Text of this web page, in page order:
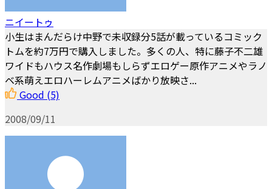
ニイートゥ
小生はまんだらけ中野で未収録分5話が載っているコミック
トムを約7万円で購入しました。多くの人、特に藤子不二雄
ワイドもハウス名作劇場もしらずエロゲー原作アニメやラノ
ベ系萌えエロハーレムアニメばかり放映さ...
Good (5)
2008/09/11